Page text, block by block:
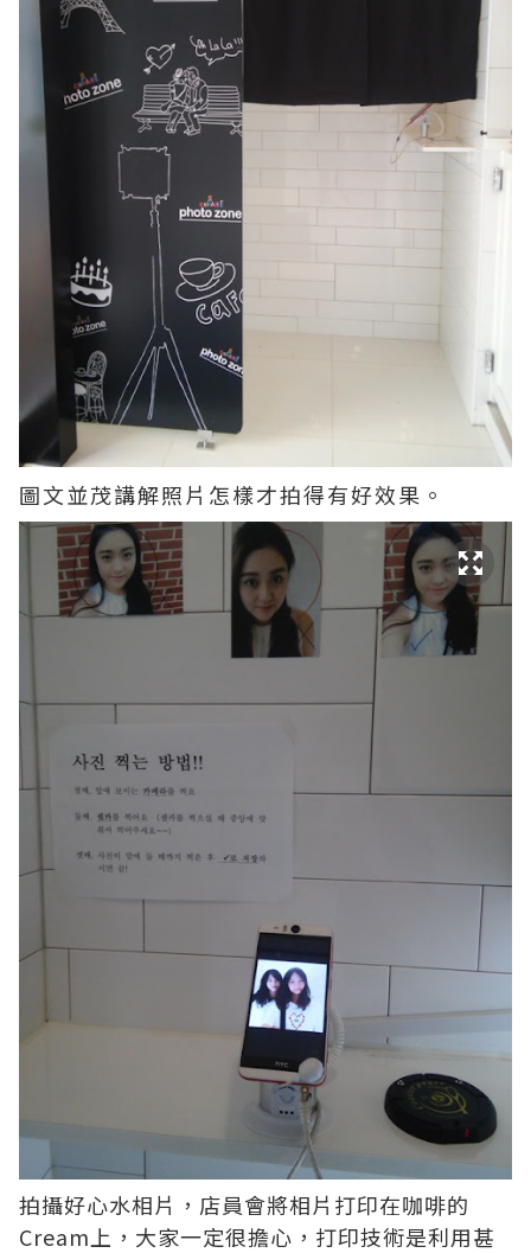
圖文並茂講解照片怎樣才拍得有好效果。
拍攝好心水相片，店員會將相片打印在咖啡的
Cream上，大家一定很擔心，打印技術是利用甚